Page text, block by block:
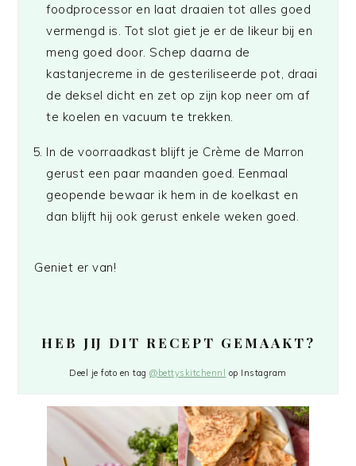
foodprocessor en laat draaien tot alles goed
vermengd is. Tot slot giet je er de likeur bij en
meng goed door. Schep daarna de
kastanjecreme in de gesteriliseerde pot, draai
de deksel dicht en zet op zijn kop neer om af
te koelen en vacuum te trekken.
In de voorraadkast blijft je Crème de Marron
gerust een paar maanden goed. Eenmaal
geopende bewaar ik hem in de koelkast en
dan blijft hij ook gerust enkele weken goed.
Geniet er van!
HEB JIJ DIT RECEPT GEMAAKT?
Deel je foto en tag@bettyskitchennl op Instagram